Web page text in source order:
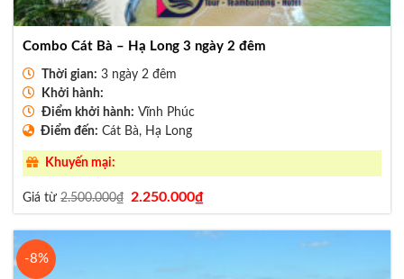
Combo Cát Bà – Hạ Long 3 ngày 2 đêm
Thời gian: 3 ngày 2 đêm
Khởi hành:
Điểm khởi hành: Vĩnh Phúc
Điểm đến: Cát Bà, Hạ Long
Khuyến mại:
Giá từ2.500.000₫
Giá
gốc
là:
2.500.000₫.
2.250.000₫Giá
hiện
tại
là:
-8%